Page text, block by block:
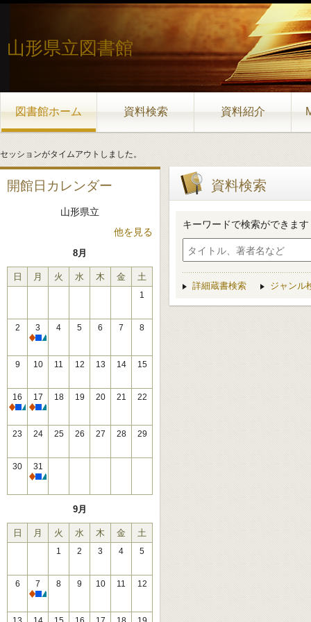
山形県立図書館
図書館ホーム 資料検索 資料紹介
セッションがタイムアウトしました。
開館日カレンダー
山形県立
他を見る
8月
日 月 火 水 木 金 土
1
2
3
休館
4 5 6 7 8
9 10 11 12 13 14 15
16
休館
17
休館
18 19 20 21 22
23 24 25 26 27 28 29
30
31
休館
9月
日 月 火 水 木 金 土
1 2 3 4 5
6
7
休館
8 9 10 11 12
資料検索
キーワードで検索ができます
詳細蔵書検索 ジャンル